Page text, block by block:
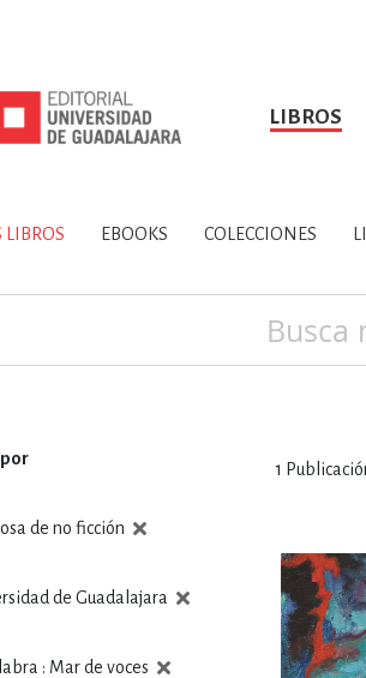
LIBROS
TODOS LOS LIBROS
NOSOTROS HISTORIA
CIENCIAS DE LA
DEPORTES Y
LIBROS EBOOKS COLECCIONES
1
de no ficción
de Guadalajara
: Mar de voces